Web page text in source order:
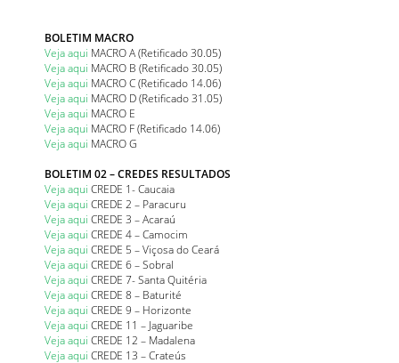
BOLETIM MACRO
Veja aqui MACRO A (Retificado 30.05)
Veja aqui MACRO B (Retificado 30.05)
Veja aqui MACRO C (Retificado 14.06)
Veja aqui MACRO D (Retificado 31.05)
Veja aqui MACRO E
Veja aqui MACRO F (Retificado 14.06)
Veja aqui MACRO G
BOLETIM 02 – CREDES RESULTADOS
Veja aqui CREDE 1- Caucaia
Veja aqui CREDE 2 – Paracuru
Veja aqui CREDE 3 – Acaraú
Veja aqui CREDE 4 – Camocim
Veja aqui CREDE 5 – Viçosa do Ceará
Veja aqui CREDE 6 – Sobral
Veja aqui CREDE 7- Santa Quitéria
Veja aqui CREDE 8 – Baturité
Veja aqui CREDE 9 – Horizonte
Veja aqui CREDE 11 – Jaguaribe
Veja aqui CREDE 12 – Madalena
Veja aqui CREDE 13 – Crateús